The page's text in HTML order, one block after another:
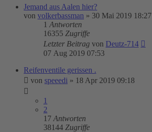
Jemand aus Aalen hier?
von volkerbassman » 30 Mai 2019 18:27
1 Antworten
16355 Zugriffe
Letzter Beitrag von Deutz-714
07 Aug 2019 07:53
Reifenventile gerissen .
von speeedi » 18 Apr 2019 09:18
1
2
17 Antworten
38144 Zugriffe